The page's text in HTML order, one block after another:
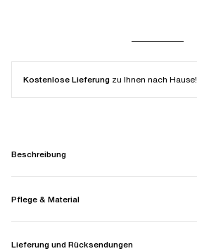
Kostenlose Lieferung zu Ihnen nach Hause!
Beschreibung
Pflege & Material
Lieferung und Rücksendungen